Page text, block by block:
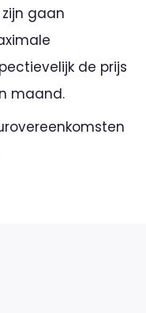
gaan
de prijs
maand.